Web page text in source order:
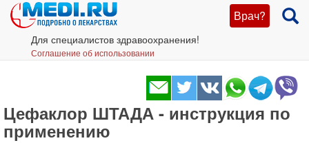
Врач?
Для специалистов здравоохранения!
Соглашение об использовании
Цефаклор ШТАДА - инструкция по
применению